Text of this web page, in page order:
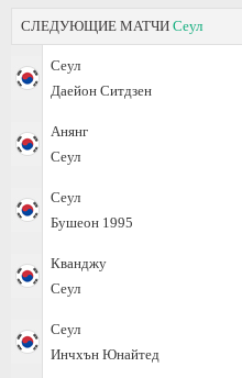
СЛЕДУЮЩИЕ МАТЧИ Сеул
Сеул
Даейон Ситдзен
Анянг
Сеул
Сеул
Бушеон 1995
Кванджу
Сеул
Сеул
Инчхън Юнайтед